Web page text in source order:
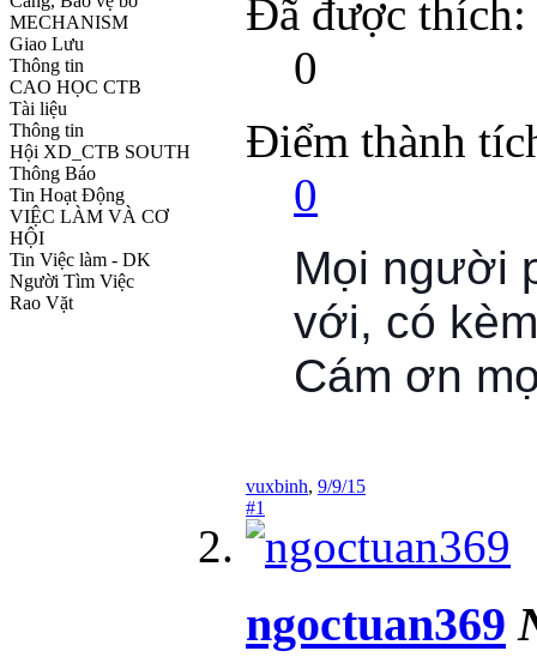
MECHANISM
Giao Lưu
Thông tin
CAO HỌC CTB
Tài liệu
Thông tin
Hội XD_CTB SOUTH
Thông Báo
Tin Hoạt Động
VIỆC LÀM VÀ CƠ
HỘI
Tin Việc làm - DK
Người Tìm Việc
Rao Vặt
Đã được thích:
0
Điểm thành
0
Mọi người
với, có
Cám ơn
vuxbinh, 9/9/15
#1
ngoctuan369